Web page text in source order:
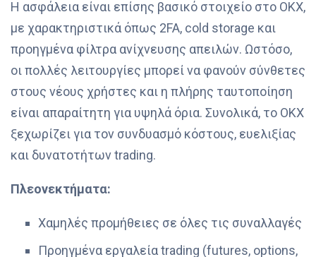
Η ασφάλεια είναι επίσης βασικό στοιχείο στο OKX,
με χαρακτηριστικά όπως 2FA, cold storage και
προηγμένα φίλτρα ανίχνευσης απειλών. Ωστόσο,
οι πολλές λειτουργίες μπορεί να φανούν σύνθετες
στους νέους χρήστες και η πλήρης ταυτοποίηση
είναι απαραίτητη για υψηλά όρια. Συνολικά, το OKX
ξεχωρίζει για τον συνδυασμό κόστους, ευελιξίας
και δυνατοτήτων trading.
Πλεονεκτήματα:
Χαμηλές προμήθειες σε όλες τις συναλλαγές
Προηγμένα εργαλεία trading (futures, options,